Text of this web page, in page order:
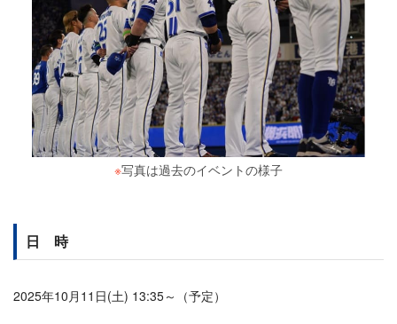
※写真は過去のイベントの様子
日 時
2025年10月11日(土) 13:35～（予定）